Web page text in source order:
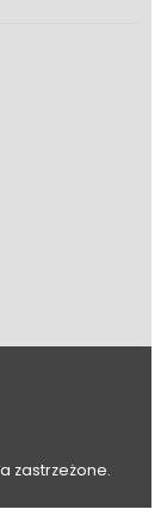
zastrzeżone.